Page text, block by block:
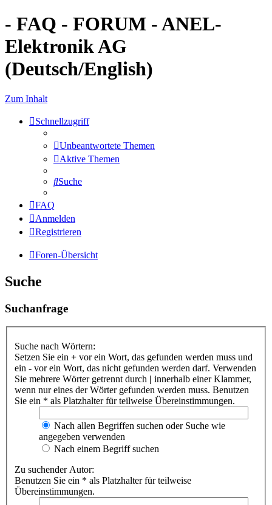
- FAQ - FORUM - ANEL-
Elektronik AG
(Deutsch/English)
Zum Inhalt
Schnellzugriff
Unbeantwortete Themen
Aktive Themen
Suche
FAQ
Anmelden
Registrieren
Foren-Übersicht
Suche
Suchanfrage
Suche nach Wörtern:
Setzen Sie ein + vor ein Wort, das gefunden werden muss und
ein - vor ein Wort, das nicht gefunden werden darf. Verwenden
Sie mehrere Wörter getrennt durch | innerhalb einer Klammer,
wenn nur eines der Wörter gefunden werden muss. Benutzen
Sie ein * als Platzhalter für teilweise Übereinstimmungen.
Nach allen Begriffen suchen oder Suche wie
angegeben verwenden
Nach einem Begriff suchen
Zu suchender Autor:
Benutzen Sie ein * als Platzhalter für teilweise
Übereinstimmungen.